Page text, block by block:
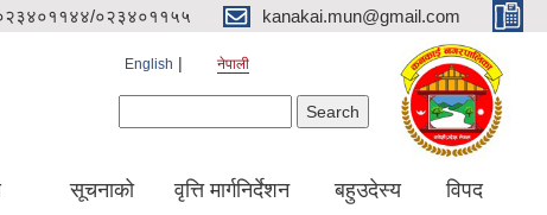
०२३४०११५५ kanakai.mun@gmail.com
English नेपाली
सूचनाको वृत्ति मार्गनिर्देशन बहुउदेस्य विपद